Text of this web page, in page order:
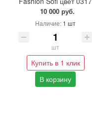
10 000 руб.
Наличие: 1 шт
шт
Купить в 1 клик
В корзину